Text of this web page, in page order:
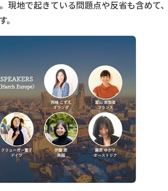
現地で起きている問題点や反省も含めて
。